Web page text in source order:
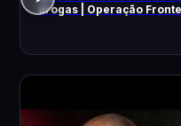
drogas | Operação